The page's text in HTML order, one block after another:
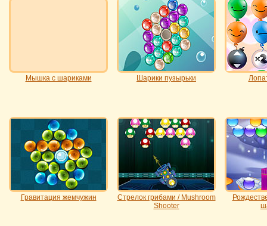
Мышка с шариками Шарики пузырьки
Гравитация жемчужин
Стрелок грибами / Mushroom
Shooter